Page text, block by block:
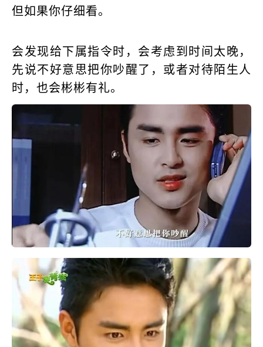
但如果你仔细看。
会发现给下属指令时，会考虑到时间太晚，
先说不好意思把你吵醒了，或者对待陌生人
时，也会彬彬有礼。